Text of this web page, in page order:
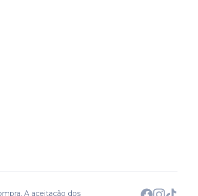
A aceitação dos